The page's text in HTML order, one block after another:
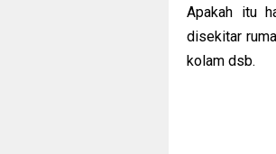
Apakah itu
disekitar
kolam dsb.